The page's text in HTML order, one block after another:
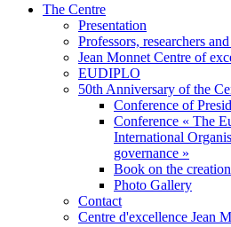
The Centre
Presentation
Professors, researchers
Jean Monnet Centre of
EUDIPLO
50th Anniversary of the
Conference of
Conference « The
International
governance »
Book on the
Photo Gallery
Contact
Centre d'excellence Jean